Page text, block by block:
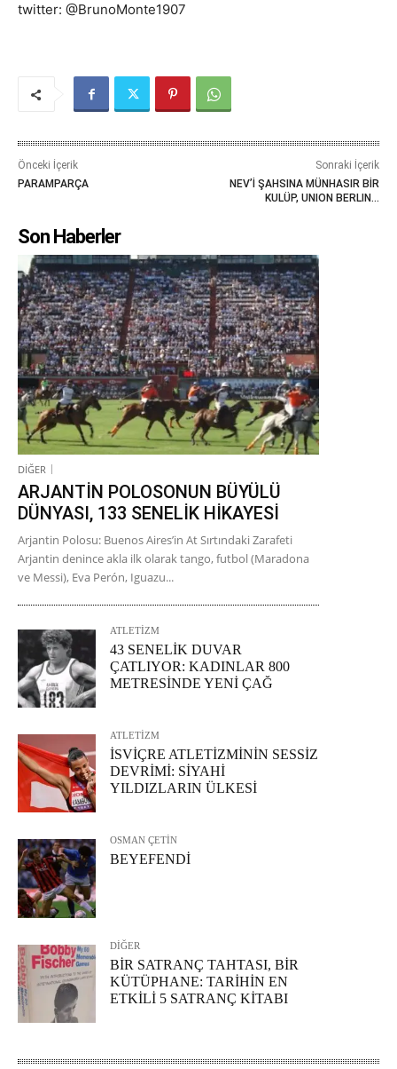
twitter: @BrunoMonte1907
Önceki İçerik
PARAMPARÇA
Sonraki İçerik
NEV’İ ŞAHSINA MÜNHASIR BİR
KULÜP, UNION BERLIN…
Son Haberler
DİĞER
ARJANTİN POLOSONUN BÜYÜLÜ
DÜNYASI, 133 SENELİK HİKAYESİ
Arjantin Polosu: Buenos Aires’in At Sırtındaki Zarafeti
Arjantin denince akla ilk olarak tango, futbol (Maradona
ve Messi), Eva Perón, Iguazu...
ATLETİZM
43 SENELİK DUVAR
ÇATLIYOR: KADINLAR 800
METRESİNDE YENİ ÇAĞ
ATLETİZM
İSVİÇRE ATLETİZMİNİN SESSİZ
DEVRİMİ: SİYAHİ
YILDIZLARIN ÜLKESİ
OSMAN ÇETİN
BEYEFENDİ
DİĞER
BİR SATRANÇ TAHTASI, BİR
KÜTÜPHANE: TARİHİN EN
ETKİLİ 5 SATRANÇ KİTABI